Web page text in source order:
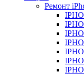
Ремонт